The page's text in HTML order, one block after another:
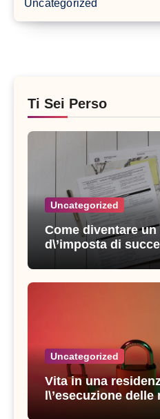
Uncategorized
Ti Sei Perso
Uncategorized
Come diventare
d\’imposta di
strategie vincenti
Uncategorized
Vita in una
l\’esecuzione delle